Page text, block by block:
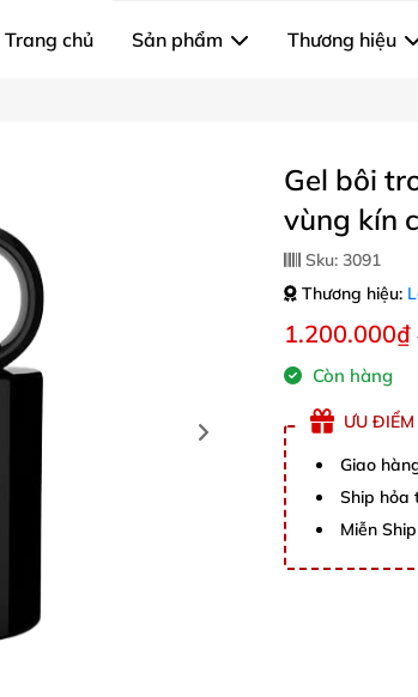
Trang chủ Sản phẩm Thương hiệu
Gel bôi
vùng kín
Sku: 3091
Thương hiệu:
1.200.000₫
Còn hàng
ƯU ĐIỂM
Giao
Ship hỏa
Miễn